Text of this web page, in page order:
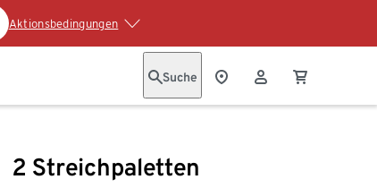
Aktionsbedingungen
Suche
2 Streichpaletten